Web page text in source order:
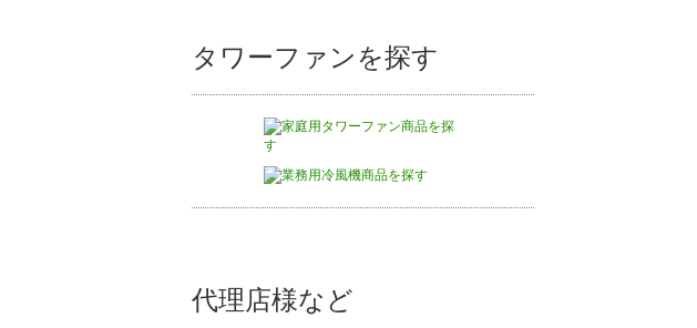
タワーファンを探す
代理店様など